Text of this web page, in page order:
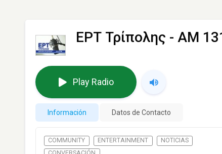
ΕΡΤ Τρίπολης - AM
Play Radio
Información Datos de Contacto
COMMUNITY ENTERTAINMENT
NOTICIAS